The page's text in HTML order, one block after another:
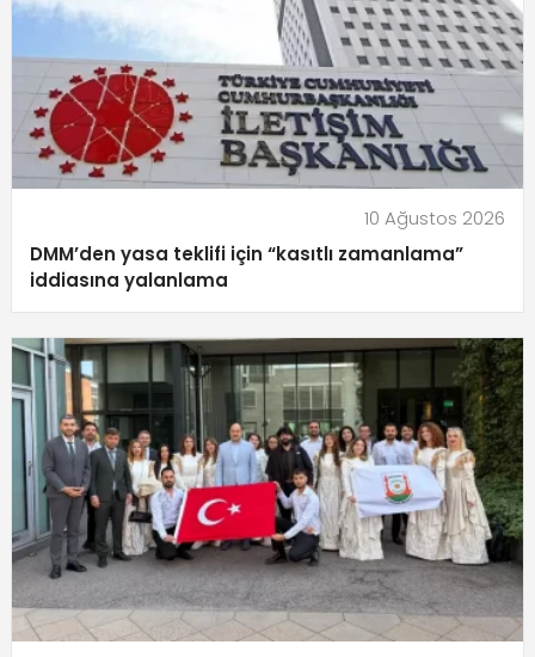
10 Ağustos 2026
DMM’den yasa teklifi için “kasıtlı zamanlama”
iddiasına yalanlama